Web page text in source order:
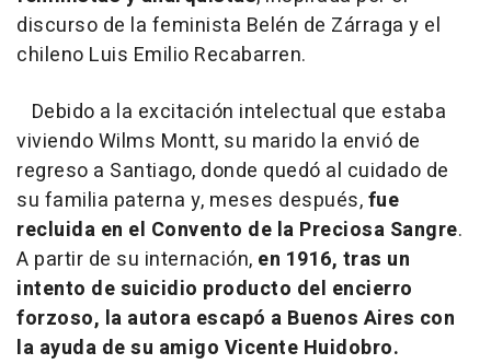
discurso de la feminista Belén de Zárraga y el
chileno Luis Emilio Recabarren.
Debido a la excitación intelectual que estaba
viviendo Wilms Montt, su marido la envió de
regreso a Santiago, donde quedó al cuidado de
su familia paterna y, meses después,fue
recluida en el Convento de la Preciosa Sangre.
A partir de su internación, en 1916, tras un
intento de suicidio producto del encierro
forzoso, la autora escapó a Buenos Aires con
la ayuda de su amigo Vicente Huidobro.